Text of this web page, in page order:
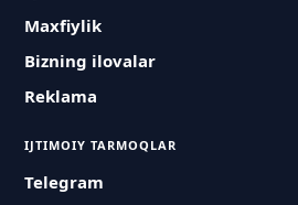
Maxfiylik
Bizning ilovalar
Reklama
IJTIMOIY TARMOQLAR
Telegram